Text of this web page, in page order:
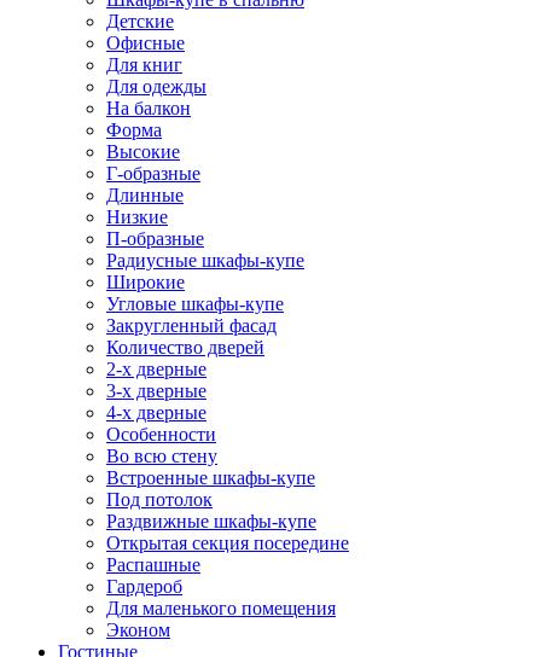
Детские
Офисные
Для книг
Для одежды
На балкон
Форма
Высокие
Г-образные
Длинные
Низкие
П-образные
Радиусные шкафы-купе
Широкие
Угловые шкафы-купе
Закругленный фасад
Количество дверей
2-х дверные
3-х дверные
4-х дверные
Особенности
Во всю стену
Встроенные шкафы-купе
Под потолок
Раздвижные шкафы-купе
Открытая секция посередине
Распашные
Гардероб
Для маленького помещения
Эконом
Гостиные